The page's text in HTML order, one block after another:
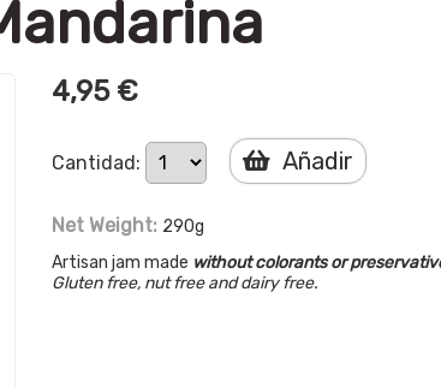
4,95 €
Cantidad: Añadir
Net Weight: 290g
Artisan jam made without colorants or
Gluten free, nut free and dairy free.